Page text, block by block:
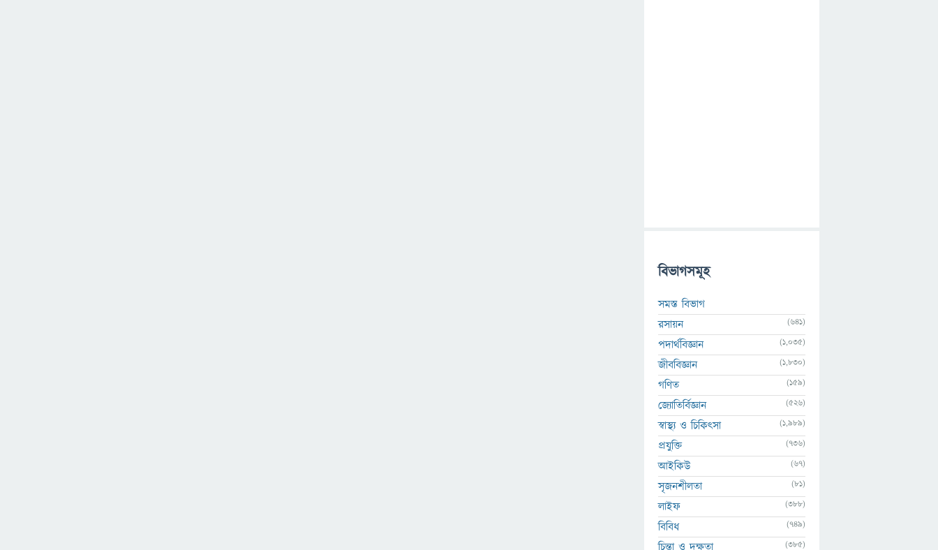
বিভাগসমূহ
সমস্ত বিভাগ
রসায়ন
(641)
পদার্থবিজ্ঞান (1,035)
জীববিজ্ঞান (1,830)
গণিত (159)
জ্যোতির্বিজ্ঞান (526)
স্বাস্থ্য ও চিকিৎসা (1,989)
প্রযুক্তি (736)
আইকিউ (67)
সৃজনশীলতা (81)
লাইফ (388)
বিবিধ (749)
চিন্তা ও দক্ষতা (385)